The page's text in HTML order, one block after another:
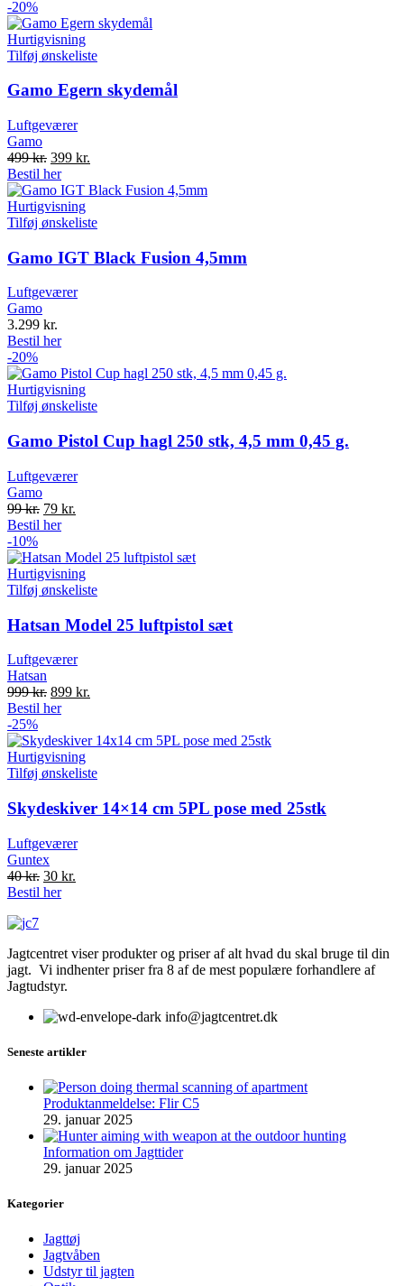
1.425 kr..1.180 kr..
-20%
Hurtigvisning
Tilføj ønskeliste
Gamo Egern skydemål
Luftgeværer
Gamo
499kr. Original
price
was:
499 kr..
399 kr.
is:
Bestil her
Hurtigvisning
Tilføj ønskeliste
Gamo IGT Black Fusion 4,5mm
Luftgeværer
Gamo
3.299 kr.
Bestil her
-20%
Hurtigvisning
Tilføj ønskeliste
Gamo Pistol Cup hagl 250 stk, 4,5 mm 0,45 g.
Luftgeværer
Gamo
99kr. Original
price
99 kr..
79 kr.
79 kr..
Bestil her
-10%
Hurtigvisning
Tilføj ønskeliste
Hatsan Model 25 luftpistol sæt
Luftgeværer
Hatsan
999kr. Original
price
999 kr..
899 kr.
899 kr..
Bestil her
-25%
Hurtigvisning
Tilføj ønskeliste
Skydeskiver 14×14 cm 5PL pose med 25stk
Luftgeværer
Guntex
40kr. Original
price
30 kr.
Bestil her
Jagtcentret viser produkter og priser af alt hvad du skal bruge til din
jagt. Vi indhenter priser fra 8 af de mest populære forhandlere af
Jagtudstyr.
info@jagtcentret.dk
Seneste artikler
Produktanmeldelse: Flir C5
29. januar 2025
Information om Jagttider
29. januar 2025
Kategorier
Jagttøj
Jagtvåben
Udstyr til jagten